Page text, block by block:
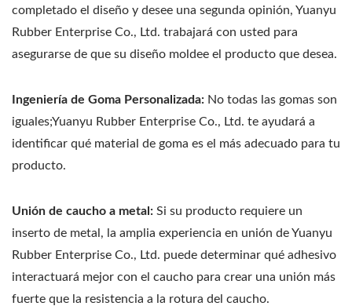
completado el diseño y desee una segunda opinión, Yuanyu
Rubber Enterprise Co., Ltd. trabajará con usted para
asegurarse de que su diseño moldee el producto que desea.
Ingeniería de Goma Personalizada: No todas las gomas son
iguales;Yuanyu Rubber Enterprise Co., Ltd. te ayudará a
identificar qué material de goma es el más adecuado para tu
producto.
Unión de caucho a metal: Si su producto requiere un
inserto de metal, la amplia experiencia en unión de Yuanyu
Rubber Enterprise Co., Ltd. puede determinar qué adhesivo
interactuará mejor con el caucho para crear una unión más
fuerte que la resistencia a la rotura del caucho.